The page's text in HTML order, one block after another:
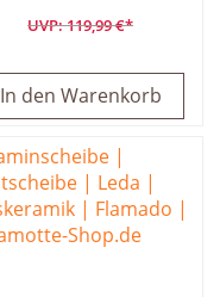
119,99 €
In den Warenkorb